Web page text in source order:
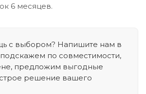
6 месяцев.
с выбором? Напишите нам в
по совместимости,
предложим выгодные
решение вашего